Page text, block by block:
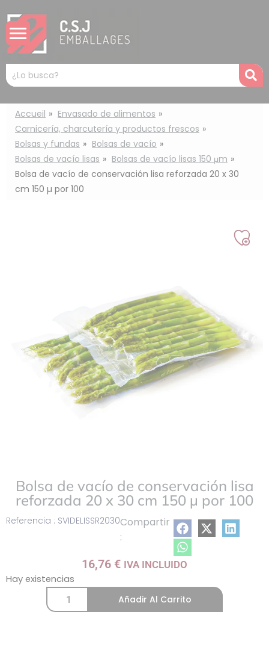
Mots
clés
:
Accueil
Envasado de alimentos
Carnicería, charcutería y productos frescos
Bolsas y fundas
Bolsas de vacío
Bolsas de vacío lisas
Bolsas de vacío lisas 150 μm
Bolsa de vacío de conservación lisa reforzada 20 x 30
cm 150 µ por 100
Referencia : SVIDELISSR2030Compartir
:
Bolsa de vacío de conservación lisa
reforzada 20 x 30 cm 150 µ por 100
16,76 € IVA INCLUIDO
Hay existencias
Añadir Al Carrito